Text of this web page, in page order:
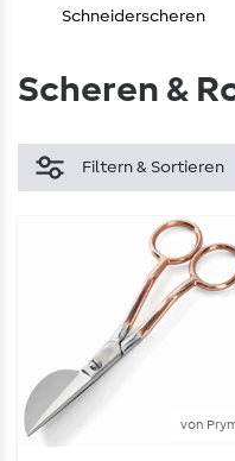
Schneiderscheren
Scheren &
Filtern & Sortieren
von